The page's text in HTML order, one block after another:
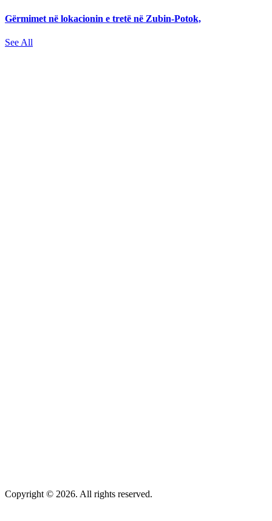
Gërmimet në lokacionin e tretë në Zubin-Potok,
See All
Copyright © 2026. All rights reserved.